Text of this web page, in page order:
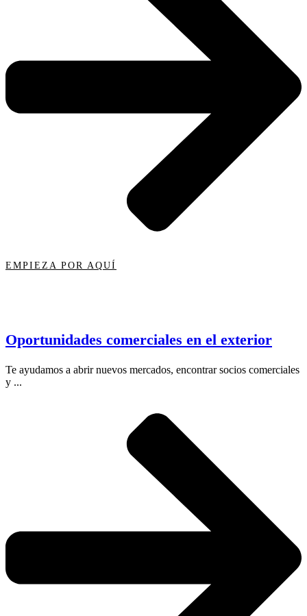
EMPIEZA POR AQUÍ
Oportunidades comerciales en el exterior
Te ayudamos a abrir nuevos mercados, encontrar socios comerciales
y ...